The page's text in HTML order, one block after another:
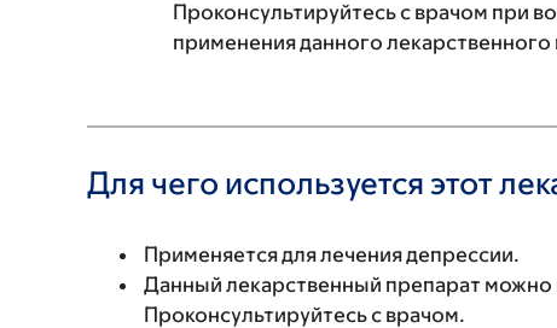
Проконсультируйтесь с врачом при
применения данного
Для чего используется этот
Применяется для лечения депрессии.
Данный лекарственный препарат можно
Проконсультируйтесь с врачом.